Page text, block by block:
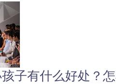
子有什么好处？